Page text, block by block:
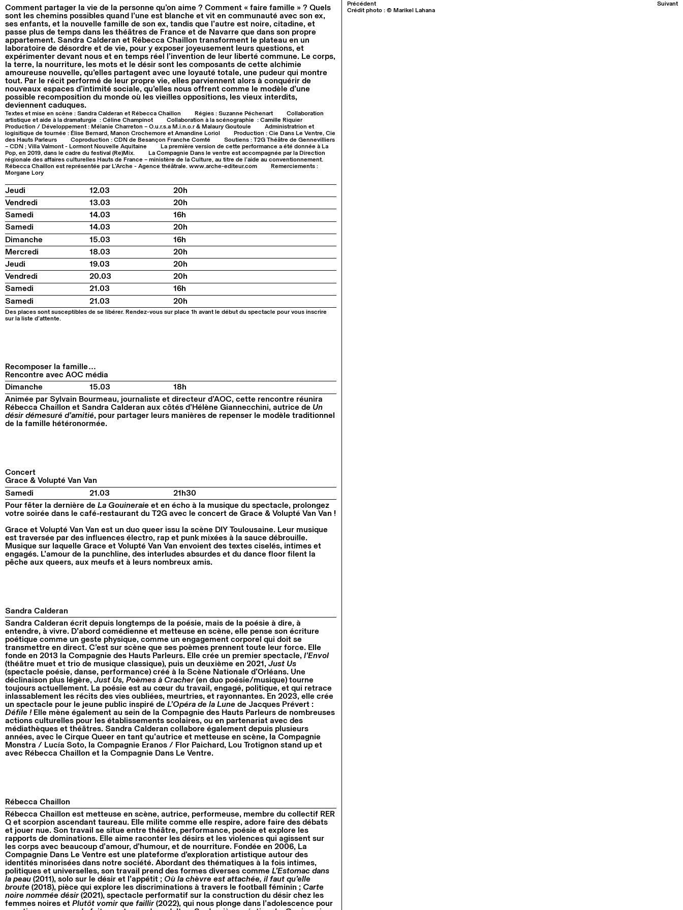
Comment partager la vie de la personne qu’on aime ? Comment « faire famille » ? Quels
sont les chemins possibles quand l’une est blanche et vit en communauté avec son ex,
ses enfants, et la nouvelle famille de son ex, tandis que l’autre est noire, citadine, et
passe plus de temps dans les théâtres de France et de Navarre que dans son propre
appartement. Sandra Calderan et Rébecca Chaillon transforment le plateau en un
laboratoire de désordre et de vie, pour y exposer joyeusement leurs questions, et
expérimenter devant nous et en temps réel l’invention de leur liberté commune. Le corps,
la terre, la nourriture, les mots et le désir sont les composants de cette alchimie
amoureuse nouvelle, qu’elles partagent avec une loyauté totale, une pudeur qui montre
tout. Par le récit performé de leur propre vie, elles parviennent alors à conquérir de
nouveaux espaces d’intimité sociale, qu’elles nous offrent comme le modèle d’une
possible recomposition du monde où les vieilles oppositions, les vieux interdits,
deviennent caduques.
Textes et mise en scène : Sandra Calderan et Rébecca Chaillon Régies : Suzanne Péchenart
Collaboration
artistique et aide à la dramaturgie : Céline Champinot
Collaboration à la scénographie : Camille Riquier
Production / Développement : Mélanie Charreton – O.u.r.s.a M.i.n.o.r & Malaury Goutoule
Administratrion et
logisitique de tournée : Élise Bernard, Manon Crochemore et Amandine Loriol
Production : Cie Dans Le Ventre, Cie
des Hauts Parleurs
Coproduction : CDN de Besançon Franche Comté
Soutiens : T2G Théâtre de Gennevilliers
– CDN ; Villa Valmont - Lormont Nouvelle Aquitaine
La première version de cette performance a été donnée à La
Pop, en 2019, dans le cadre du festival (Re)Mix.
La Compagnie Dans le ventre est accompagnée par la Direction
régionale des affaires culturelles Hauts de France – ministère de la Culture, au titre de l’aide au conventionnement.
Rébecca Chaillon est représentée par L’Arche - Agence théâtrale. www.arche-editeur.com
Remerciements :
Morgane Lory
Jeudi 12.03
20h
Vendredi
13.03
20h
Samedi
14.03
16h
Samedi
14.03
20h
Dimanche
15.03
16h
Mercredi
18.03
20h
Jeudi
19.03
20h
Vendredi
20.03
20h
Samedi
21.03
16h
Samedi
21.03 20h
Des places sont susceptibles de se libérer. Rendez-vous sur place 1h avant le début du spectacle pour vous inscrire
sur la liste d’attente.
Recomposer la famille…
Rencontre avec AOC média
Dimanche
15.03
18h
Animée par Sylvain Bourmeau, journaliste et directeur d’AOC, cette rencontre réunira
Rébecca Chaillon et Sandra Calderan aux côtés d’Hélène Giannecchini, autrice de Un
désir démesuré d’amitié, pour partager leurs manières de repenser le modèle traditionnel
de la famille hétéronormée.
Concert
Grace & Volupté Van Van
Samedi
21.03
21h30
Pour fêter la dernière de La Gouineraie et en écho à la musique du spectacle, prolongez
votre soirée dans le café-restaurant du T2G avec le concert de Grace & Volupté Van Van !
Grace et Volupté Van Van est un duo queer issu la scène DIY Toulousaine. Leur musique
est traversée par des influences électro, rap et punk mixées à la sauce débrouille.
Musique sur laquelle Grace et Volupté Van Van envoient des textes ciselés, intimes et
engagés. L’amour de la punchline, des interludes absurdes et du dance floor filent la
pêche aux queers, aux meufs et à leurs nombreux amis.
Sandra Calderan
Sandra Calderan écrit depuis longtemps de la poésie, mais de la poésie à dire, à
entendre, à vivre. D’abord comédienne et metteuse en scène, elle pense son écriture
poétique comme un geste physique, comme un engagement corporel qui doit se
transmettre en direct. C’est sur scène que ses poèmes prennent toute leur force. Elle
fonde en 2013 la Compagnie des Hauts Parleurs. Elle crée un premier spectacle, l’Envol
(théâtre muet et trio de musique classique), puis un deuxième en 2021, Just Us
(spectacle poésie, danse, performance) créé à la Scène Nationale d’Orléans. Une
déclinaison plus légère, Just Us, Poèmes à Cracher (en duo poésie/musique) tourne
toujours actuellement. La poésie est au cœur du travail, engagé, politique, et qui retrace
inlassablement les récits des vies oubliées, meurtries, et rayonnantes. En 2023, elle crée
un spectacle pour le jeune public inspiré de L’Opéra de la Lune de Jacques Prévert :
Défile !Elle mène également au sein de la Compagnie des Hauts Parleurs de nombreuses
actions culturelles pour les établissements scolaires, ou en partenariat avec des
médiathèques et théâtres. Sandra Calderan collabore également depuis plusieurs
années, avec le Cirque Queer en tant qu’autrice et metteuse en scène, la Compagnie
Monstra / Lucía Soto, la Compagnie Eranos / Flor Paichard, Lou Trotignon stand up et
avec Rébecca Chaillon et la Compagnie Dans Le Ventre.
Rébecca Chaillon
Rébecca Chaillon est metteuse en scène, autrice, performeuse, membre du collectif RER
Q et scorpion ascendant taureau. Elle milite comme elle respire, adore faire des débats
et jouer nue. Son travail se situe entre théâtre, performance, poésie et explore les
rapports de dominations. Elle aime raconter les désirs et les violences qui agissent sur
les corps avec beaucoup d’amour, d’humour, et de nourriture. Fondée en 2006, La
Compagnie Dans Le Ventre est une plateforme d’exploration artistique autour des
identités minorisées dans notre société. Abordant des thématiques à la fois intimes,
politiques et universelles, son travail prend des formes diverses comme L’Estomac dans
la peau (2011), solo sur le désir et l’appétit ; Où la chèvre est attachée, il faut qu’elle
broute (2018), pièce qui explore les discriminations à travers le football féminin ; Carte
noire nommée désir (2021), spectacle performatif sur la construction du désir chez les
femmes noires et Plutôt vomir que faillir (2022), qui nous plonge dans l’adolescence pour
Précédent
Suivant
Crédit photo : © Marikel Lahana